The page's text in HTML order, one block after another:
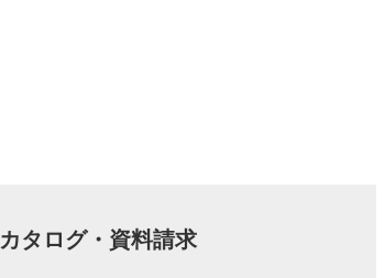
カタログ・資料請求